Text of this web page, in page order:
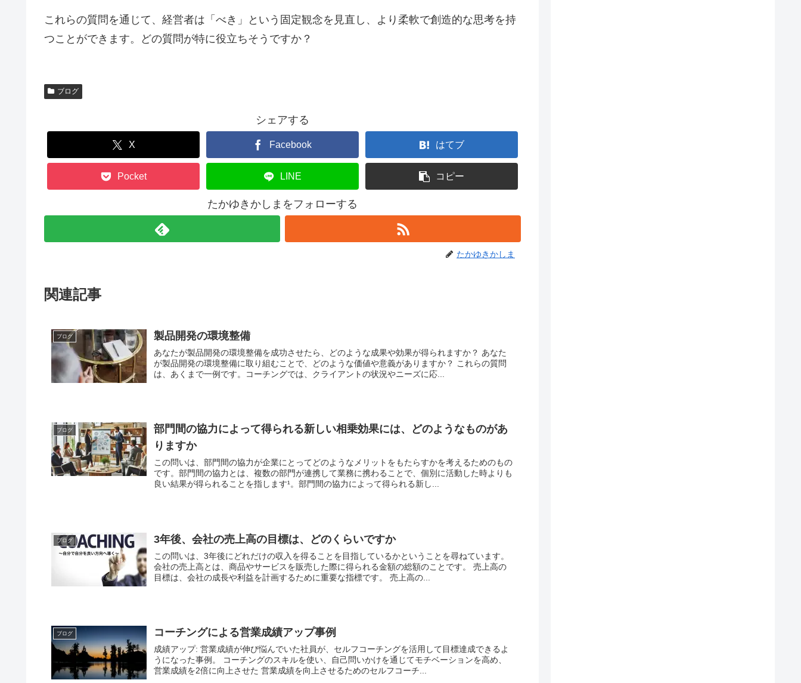
これらの質問を通じて、経営者は「べき」という固定観念を見直し、より柔軟で創造的な思考を持
つことができます。どの質問が特に役立ちそうですか？
ブログ
シェアする
X Facebook はてブ
Pocket LINE コピー
たかゆきかしまをフォローする
たかゆきかしま
関連記事
ブログ 製品開発の環境整備
あなたが製品開発の環境整備を成功させたら、どのような成果や効果が得られますか？ あなた
が製品開発の環境整備に取り組むことで、どのような価値や意義がありますか？ これらの質問
は、あくまで一例です。コーチングでは、クライアントの状況やニーズに応...
ブログ
部門間の協力によって得られる新しい相乗効果には、どのようなものがあ
りますか
この問いは、部門間の協力が企業にとってどのようなメリットをもたらすかを考えるためのもの
です。部門間の協力とは、複数の部門が連携して業務に携わることで、個別に活動した時よりも
良い結果が得られることを指します¹。部門間の協力によって得られる新し...
ブログ 3年後、会社の売上高の目標は、どのくらいですか
この問いは、3年後にどれだけの収入を得ることを目指しているかということを尋ねています。
会社の売上高とは、商品やサービスを販売した際に得られる金額の総額のことです。 売上高の
目標は、会社の成長や利益を計画するために重要な指標です。 売上高の...
ブログ コーチングによる営業成績アップ事例
成績アップ: 営業成績が伸び悩んでいた社員が、セルフコーチングを活用して目標達成できるよ
うになった事例。 コーチングのスキルを使い、自己問いかけを通じてモチベーションを高め、
営業成績を2倍に向上させた 営業成績を向上させるためのセルフコーチ...